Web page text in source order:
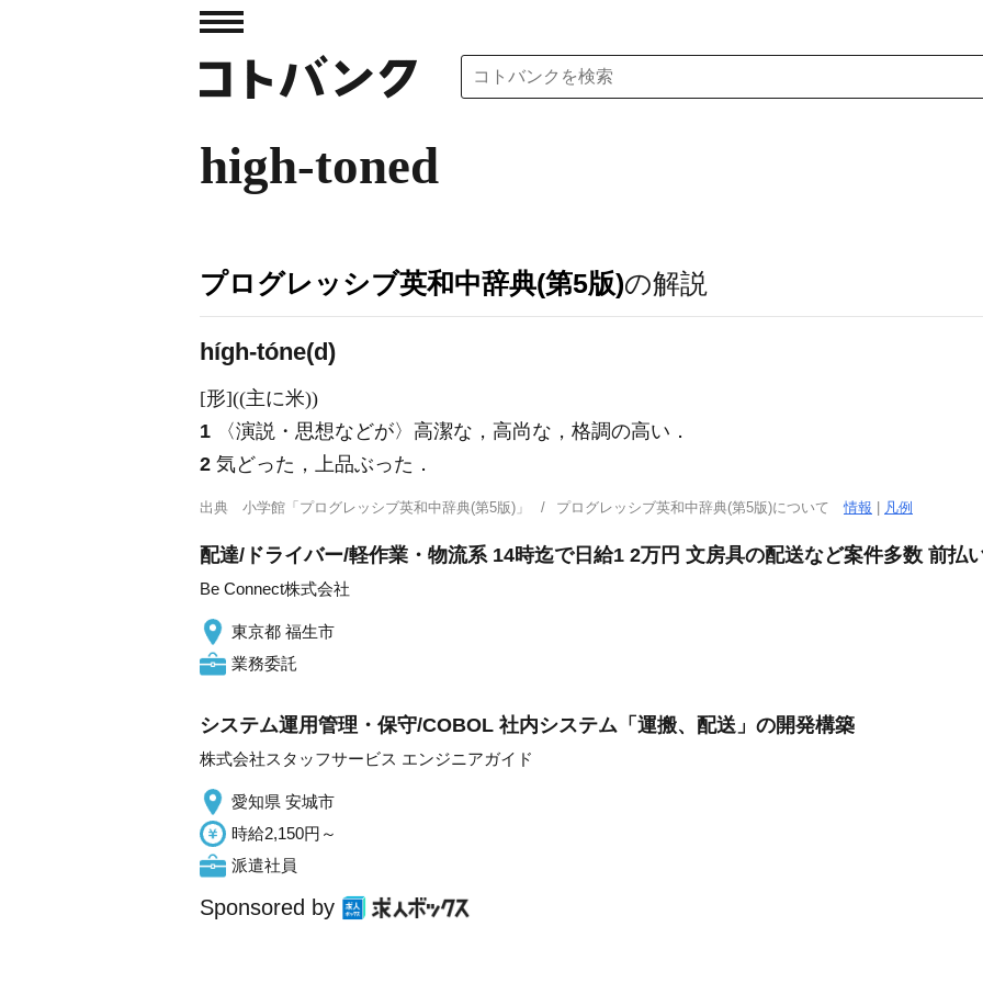
high-toned
プログレッシブ英和中辞典(第5版)の解説
hígh-tóne(d)
[形]((主に米))
1 〈演説・思想などが〉高潔な，高尚な，格調の高い ．
2 気どった，上品ぶった ．
出典 小学館「プログレッシブ英和中辞典(第5版)」 プログレッシブ英和中辞典(第5版)について情報 凡例
配達/ドライバー/軽作業・物流系 14時迄で日給1 2万円 文房具の配送など案件多数 前払
Be Connect株式会社
東京都 福生市
業務委託
システム運用管理・保守/COBOL 社内システム「運搬、配送」の開発構築
株式会社スタッフサービス エンジニアガイド
愛知県 安城市
時給2,150円～
派遣社員
Sponsored by